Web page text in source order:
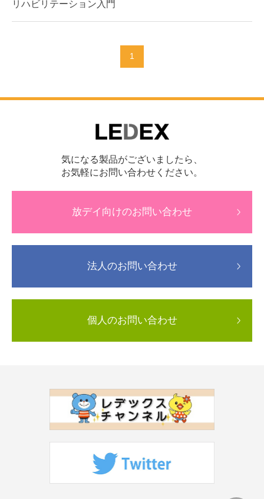
リハビリテーション入門
1
気になる製品がございましたら、
お気軽にお問い合わせください。
放デイ向けのお問い合わせ
法人のお問い合わせ
個人のお問い合わせ